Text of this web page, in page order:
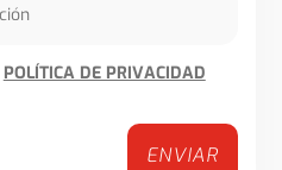
POLÍTICA DE PRIVACIDAD
ENVIAR